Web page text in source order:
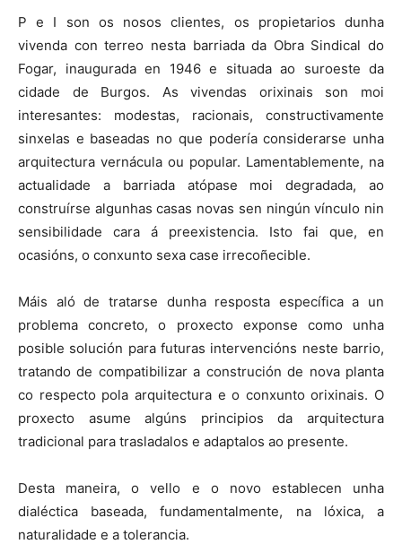
P e I son os nosos clientes, os propietarios dunha
vivenda con terreo nesta barriada da Obra Sindical do
Fogar, inaugurada en 1946 e situada ao suroeste da
cidade de Burgos. As vivendas orixinais son moi
interesantes: modestas, racionais, constructivamente
sinxelas e baseadas no que podería considerarse unha
arquitectura vernácula ou popular. Lamentablemente, na
actualidade a barriada atópase moi degradada, ao
construírse algunhas casas novas sen ningún vínculo nin
sensibilidade cara á preexistencia. Isto fai que, en
ocasións, o conxunto sexa case irrecoñecible.
Máis aló de tratarse dunha resposta específica a un
problema concreto, o proxecto exponse como unha
posible solución para futuras intervencións neste barrio,
tratando de compatibilizar a construción de nova planta
co respecto pola arquitectura e o conxunto orixinais. O
proxecto asume algúns principios da arquitectura
tradicional para trasladalos e adaptalos ao presente.
Desta maneira, o vello e o novo establecen unha
dialéctica baseada, fundamentalmente, na lóxica, a
naturalidade e a tolerancia.